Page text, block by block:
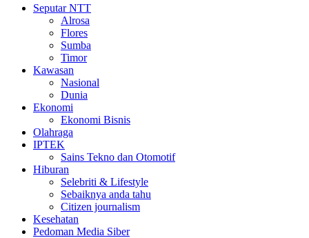
Seputar NTT
Alrosa
Flores
Sumba
Timor
Kawasan
Nasional
Dunia
Ekonomi
Ekonomi Bisnis
Olahraga
IPTEK
Sains Tekno dan Otomotif
Hiburan
Selebriti & Lifestyle
Sebaiknya anda tahu
Citizen journalism
Kesehatan
Pedoman Media Siber